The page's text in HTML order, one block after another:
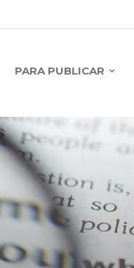
PARA PUBLICAR